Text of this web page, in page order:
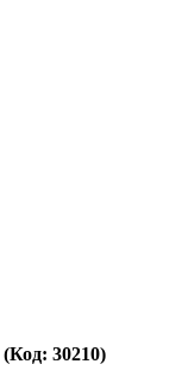
(Код: 30210)